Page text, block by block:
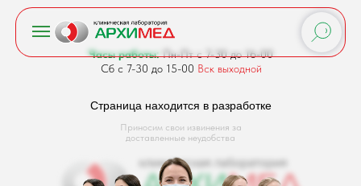
Часы работы:Пн-Пт с 7-30 до 16-00
Сб с 7-30 до 15-00 Вск выходной
Страница находится в разработке
Приносим свои извинения за
доставленные неудобства